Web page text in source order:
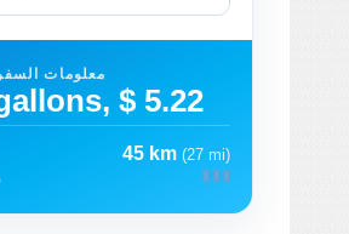
معلومات
$ 5.22
45 km (27 mi)